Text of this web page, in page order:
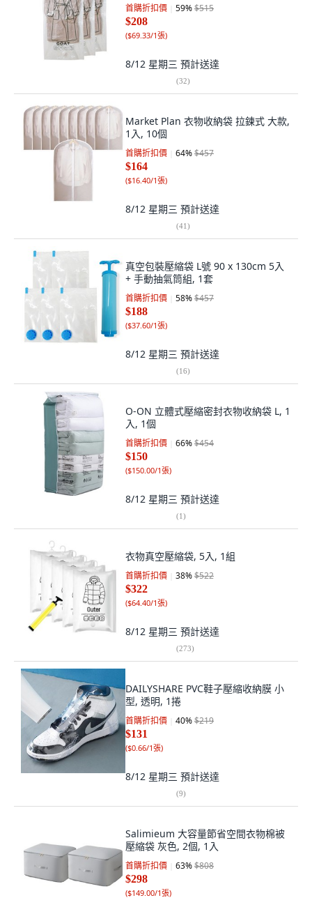
首購折扣價 59%$515
$208
($69.33/1張)
8/12 星期三 預計送達
(32)
Market Plan 衣物收納袋 拉鍊式 大款,
1入, 10個
首購折扣價 64%$457
$164
($16.40/1張)
8/12 星期三 預計送達
(41)
真空包裝壓縮袋 L號 90 x 130cm 5入
+ 手動抽氣筒組, 1套
首購折扣價 58%$457
$188
($37.60/1張)
8/12 星期三 預計送達
(16)
O-ON 立體式壓縮密封衣物收納袋 L, 1
入, 1個
首購折扣價 66%$454
$150
($150.00/1張)
8/12 星期三 預計送達
(1)
衣物真空壓縮袋, 5入, 1組
首購折扣價 38%$522
$322
($64.40/1張)
8/12 星期三 預計送達
(273)
DAILYSHARE PVC鞋子壓縮收納膜 小
型, 透明, 1捲
首購折扣價 40%$219
$131
($0.66/1張)
8/12 星期三 預計送達
(9)
Salimieum 大容量節省空間衣物棉被
壓縮袋 灰色, 2個, 1入
首購折扣價 63%$808
$298
($149.00/1張)